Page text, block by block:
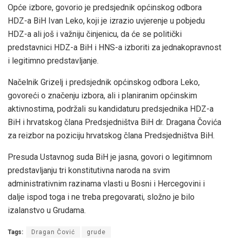
Opće izbore, govorio je predsjednik općinskog odbora
HDZ-a BiH Ivan Leko, koji je izrazio uvjerenje u pobjedu
HDZ-a ali još i važniju činjenicu, da će se politički
predstavnici HDZ-a BiH i HNS-a izboriti za jednakopravnost
i legitimno predstavljanje.
Načelnik Grizelj i predsjednik općinskog odbora Leko,
govoreći o značenju izbora, ali i planiranim općinskim
aktivnostima, podržali su kandidaturu predsjednika HDZ-a
BiH i hrvatskog člana Predsjedništva BiH dr. Dragana Čovića
za reizbor na poziciju hrvatskog člana Predsjedništva BiH.
Presuda Ustavnog suda BiH je jasna, govori o legitimnom
predstavljanju tri konstitutivna naroda na svim
administrativnim razinama vlasti u Bosni i Hercegovini i
dalje ispod toga i ne treba pregovarati, složno je bilo
izalanstvo u Grudama.
Tags: Dragan Čović grude